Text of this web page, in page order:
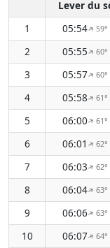
Lever du
1
05:54↑ 59°
2
05:55↑ 60°
3
05:57↑ 60°
4
05:58↑ 61°
5
06:00↑ 61°
6
06:01 ↑ 62°
7
06:03↑ 62°
8
06:04↑ 63°
9
06:06↑ 63°
10
06:07↑ 64°